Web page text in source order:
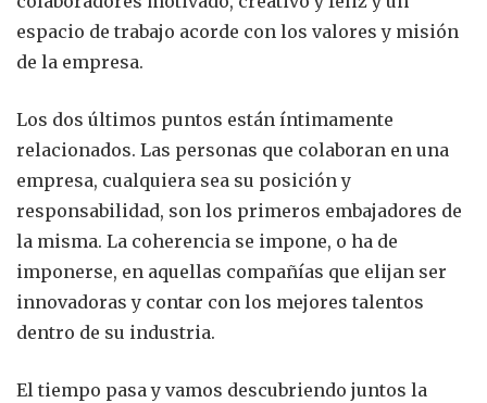
espacio de trabajo acorde con los valores y misión
de la empresa.
Los dos últimos puntos están íntimamente
relacionados. Las personas que colaboran en una
empresa, cualquiera sea su posición y
responsabilidad, son los primeros embajadores de
la misma. La coherencia se impone, o ha de
imponerse, en aquellas compañías que elijan ser
innovadoras y contar con los mejores talentos
dentro de su industria.
El tiempo pasa y vamos descubriendo juntos la